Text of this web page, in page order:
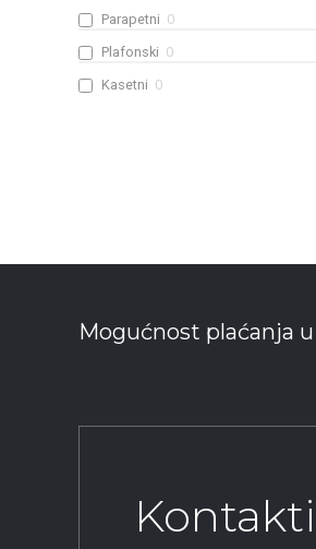
Parapetni 0
Plafonski 0
Kasetni 0
Mogućnost plaćanja